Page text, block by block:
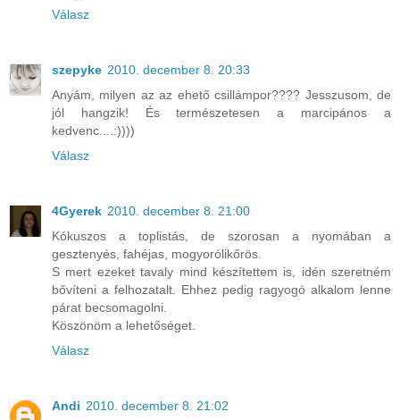
Válasz
szepyke 2010. december 8. 20:33
Anyám, milyen az az ehető csillámpor???? Jesszusom, de
jól hangzik! És természetesen a marcipános a
kedvenc....:))))
Válasz
4Gyerek 2010. december 8. 21:00
Kókuszos a toplistás, de szorosan a nyomában a
gesztenyés, fahéjas, mogyorólikőrös.
S mert ezeket tavaly mind készítettem is, idén szeretném
bővíteni a felhozatalt. Ehhez pedig ragyogó alkalom lenne
párat becsomagolni.
Köszönöm a lehetőséget.
Válasz
Andi 2010. december 8. 21:02